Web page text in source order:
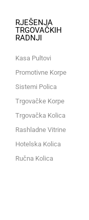
RJEŠENJA
TRGOVAČKIH
RADNJI
Kasa Pultovi
Promotivne Korpe
Sistemi Polica
Trgovačke Korpe
Trgovačka Kolica
Rashladne Vitrine
Hotelska Kolica
Ručna Kolica